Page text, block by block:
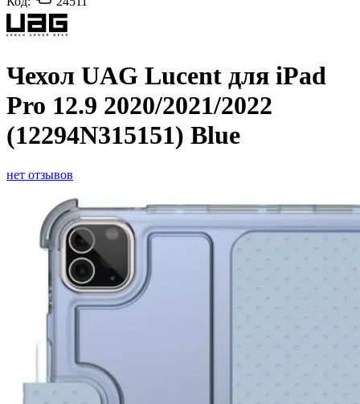
Чехол UAG Lucent для iPad
Pro 12.9 2020/2021/2022
(12294N315151) Blue
нет отзывов